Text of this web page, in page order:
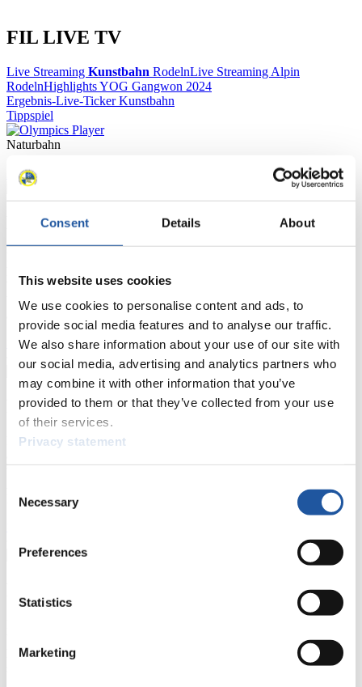
Consent Details About
This website uses cookies
We use cookies to personalise content and ads, to
provide social media features and to analyse our traffic.
We also share information about your use of our site with
our social media, advertising and analytics partners who
may combine it with other information that you’ve
provided to them or that they’ve collected from your use
of their services.
Privacy statement
Selection
Necessary
Preferences
Statistics
Marketing
FIL LIVE TV
Live Streaming Kunstbahn RodelnLive Streaming Alpin
RodelnHighlights YOG Gangwon 2024
Ergebnis-Live-Ticker Kunstbahn
Tippspiel
Naturbahn
Zielgruppen Anzeigen
Für Presse- und Medienvertreter
Wettkämpfen. Außerdem können Sie Ihre Medienakkreditierung
beantragen, die Grundregeln des Rennrodelsports einsehen und
allgemeine Neuigkeiten einholen.
>> Weiter
Für Nationale Verbände
Hier können Sie sich über allgemeine Neuigkeiten informieren, das
und Fairplay nachlesen, auf Athletenbiographien zugreifen,
Mitgliedersektion zugreifen.
Wettkämpfen, Anti-Doping und Fairplay einsehen, sich über
Kontaktpersonen für Wettkämpfe und Sponsoren informieren,